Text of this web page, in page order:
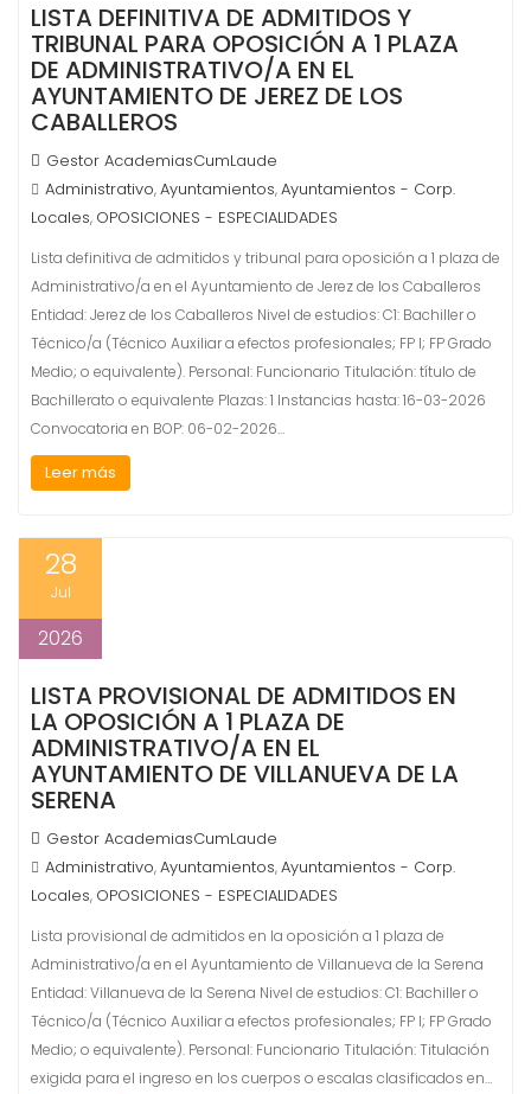
LISTA DEFINITIVA DE ADMITIDOS Y
TRIBUNAL PARA OPOSICIÓN A 1 PLAZA
DE ADMINISTRATIVO/A EN EL
AYUNTAMIENTO DE JEREZ DE LOS
CABALLEROS
Gestor AcademiasCumLaude
Administrativo,Ayuntamientos,Ayuntamientos - Corp.
Locales, OPOSICIONES - ESPECIALIDADES
Lista definitiva de admitidos y tribunal para oposición a 1 plaza de
Administrativo/a en el Ayuntamiento de Jerez de los Caballeros
Entidad: Jerez de los Caballeros Nivel de estudios: C1: Bachiller o
Técnico/a (Técnico Auxiliar a efectos profesionales; FP I; FP Grado
Medio; o equivalente). Personal: Funcionario Titulación: título de
Bachillerato o equivalente Plazas: 1 Instancias hasta: 16-03-2026
Convocatoria en BOP: 06-02-2026…
Leer más
28
Jul
2026
LISTA PROVISIONAL DE ADMITIDOS EN
LA OPOSICIÓN A 1 PLAZA DE
ADMINISTRATIVO/A EN EL
AYUNTAMIENTO DE VILLANUEVA DE LA
SERENA
Gestor AcademiasCumLaude
Administrativo,Ayuntamientos,Ayuntamientos - Corp.
Locales, OPOSICIONES - ESPECIALIDADES
Lista provisional de admitidos en la oposición a 1 plaza de
Administrativo/a en el Ayuntamiento de Villanueva de la Serena
Entidad: Villanueva de la Serena Nivel de estudios: C1: Bachiller o
Técnico/a (Técnico Auxiliar a efectos profesionales; FP I; FP Grado
Medio; o equivalente). Personal: Funcionario Titulación: Titulación
exigida para el ingreso en los cuerpos o escalas clasificados en…